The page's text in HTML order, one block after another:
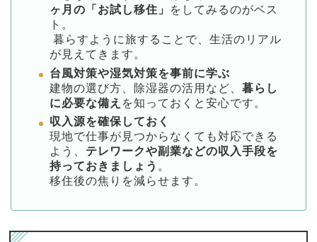
ヶ月の「お試し移住」
をしてみるのがベス
ト。
暮らすように旅することで、生活のリアル
が見えてきます。
台風対策や湿気対策を事前に学ぶ
建物の選び方、除湿器の活用など、 暮らし
に必要な備え を知っておくと安心です。
収入源を確保しておく
現地で仕事が見つからなくても対応できる
よう、 テレワークや副業などの収入手段を
持っておきましょう 。
移住後の焦りを減らせます。